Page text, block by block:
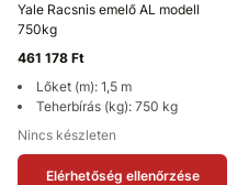
Yale Racsnis emelő AL modell
750kg
461 178 Ft
Lőket (m): 1,5 m
Teherbírás (kg): 750 kg
Nincs készleten
Elérhetőség ellenőrzése